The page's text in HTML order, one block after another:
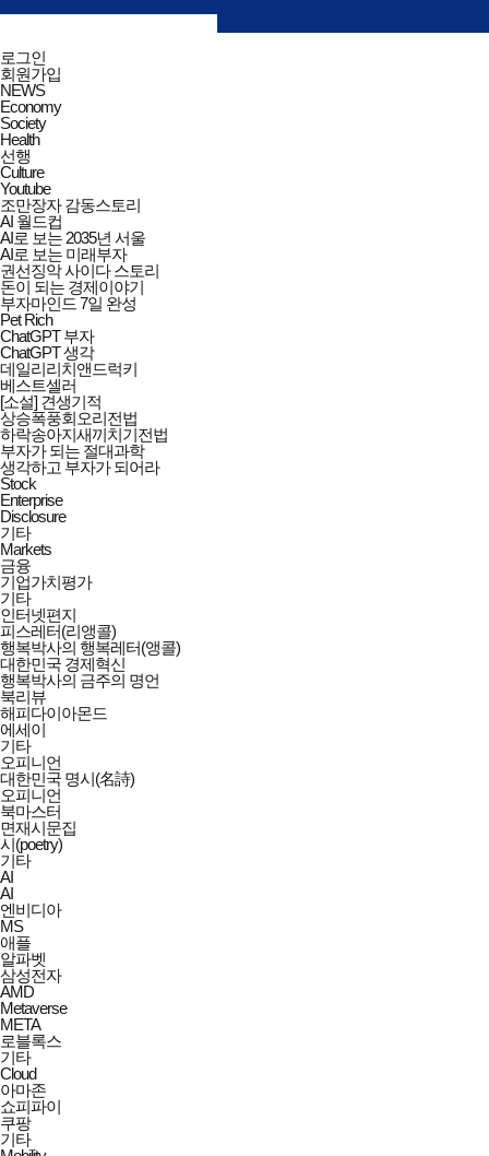
검색창
닫기
검색
전체메뉴
닫기
로그인
회원가입
NEWS
Economy
Society
Health
선행
Culture
Youtube
조만장자 감동스토리
AI 월드컵
AI로 보는 2035년 서울
AI로 보는 미래부자
권선징악 사이다 스토리
돈이 되는 경제이야기
부자마인드 7일 완성
Pet Rich
ChatGPT 부자
ChatGPT 생각
데일리리치앤드럭키
베스트셀러
[소설] 견생기적
상승폭풍회오리전법
하락송아지새끼치기전법
부자가 되는 절대과학
생각하고 부자가 되어라
Stock
Enterprise
Disclosure
기타
Markets
금융
기업가치평가
기타
인터넷편지
피스레터(리앵콜)
행복박사의 행복레터(앵콜)
대한민국 경제혁신
행복박사의 금주의 명언
북리뷰
해피다이아몬드
에세이
기타
오피니언
대한민국 명시(名詩)
오피니언
북마스터
면재시문집
시(poetry)
기타
AI
AI
엔비디아
MS
애플
알파벳
삼성전자
AMD
Metaverse
META
로블록스
기타
Cloud
아마존
쇼피파이
쿠팡
기타